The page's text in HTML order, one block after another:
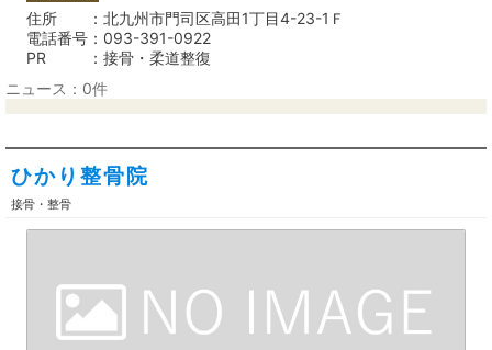
住所
北九州市門司区高田1丁目4-23-1Ｆ
電話番号
093-391-0922
PR
接骨・柔道整復
ニュース：0件
ひかり整骨院
接骨・整骨